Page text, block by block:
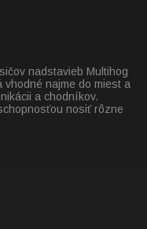
nadstavieb Multihog
najme do miest a
a chodníkov.
nosiť rôzne